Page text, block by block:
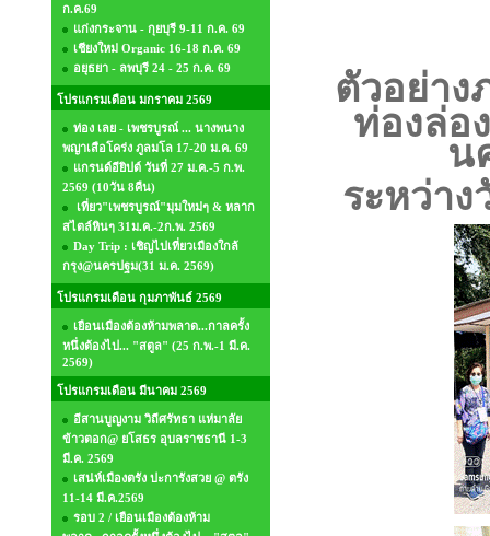
ก.ค.69
แก่งกระจาน - กุยบุรี 9-11 ก.ค. 69
เชียงใหม่ Organic 16-18 ก.ค. 69
อยุธยา - ลพบุรี 24 - 25 ก.ค. 69
โปรแกรมเดือน มกราคม 2569
ท่อง เลย - เพชรบูรณ์ ... นางพนาง
พญาเสือโคร่ง ภูลมโล 17-20 ม.ค. 69
แกรนด์อียิปต์ วันที่ 27 ม.ค.-5 ก.พ.
2569 (10วัน 8คืน)
เที่ยว"เพชรบูรณ์"มุมใหม่ๆ & หลาก
สไตล์หินๆ 31ม.ค.-2ก.พ. 2569
Day Trip : เชิญไปเที่ยวเมืองใกล้
กรุง@นครปฐม(31 ม.ค. 2569)
โปรแกรมเดือน กุมภาพันธ์ 2569
เยือนเมืองต้องห้ามพลาด...กาลครั้ง
หนึ่งต้องไป... "สตูล" (25 ก.พ.-1 มี.ค.
2569)
โปรแกรมเดือน มีนาคม 2569
อีสานบูญงาม วิถีศรัทธา แห่มาลัย
ข้าวตอก@ ยโสธร อุบลราชธานี 1-3
มี.ค. 2569
เสน่ห์เมืองตรัง ปะการังสวย @ ตรัง
11-14 มี.ค.2569
รอบ 2 / เยือนเมืองต้องห้าม
ตัวอย่าง
ท่องล่อ
น
ระหว่า